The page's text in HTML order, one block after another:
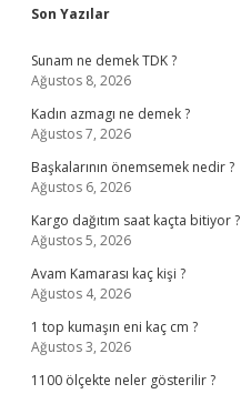
Sidebar
Son Yazılar
Sunam ne demek TDK ?
Ağustos 8, 2026
Kadın azmagı ne demek ?
Ağustos 7, 2026
Başkalarının önemsemek nedir ?
Ağustos 6, 2026
Kargo dağıtım saat kaçta bitiyor ?
Ağustos 5, 2026
Avam Kamarası kaç kişi ?
Ağustos 4, 2026
1 top kumaşın eni kaç cm ?
Ağustos 3, 2026
1100 ölçekte neler gösterilir ?